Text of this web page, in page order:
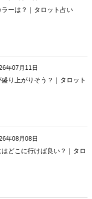
ーは？｜タロット占い
年07月11日
り上がりそう？｜タロット
年08月08日
どこに行けば良い？｜タロ